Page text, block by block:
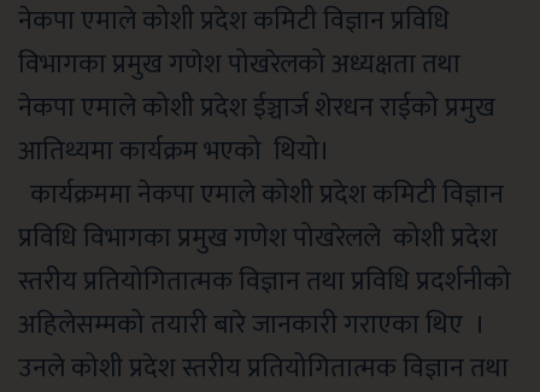
नेकपा एमाले कोशी प्रदेश कमिटी विज्ञान प्रविधि
विभागका प्रमुख गणेश पोखरेलको अध्यक्षता तथा
नेकपा एमाले कोशी प्रदेश ईञ्चार्ज शेरधन राईको प्रमुख
आतिथ्यमाकार्यक्रम भएको थियो।
कार्यक्रममानेकपा एमाले कोशी प्रदेश कमिटी विज्ञान
प्रविधिविभागका प्रमुख गणेश पोखरेलले कोशीप्रदेश
स्तरीय प्रतियोगितात्मक विज्ञान तथा प्रविधि प्रदर्शनीको
अहिलेसम्मको तयारी बारे जानकारी गराएका थिए ।
उनलेकोशीप्रदेश स्तरीय प्रतियोगितात्मक विज्ञान तथा